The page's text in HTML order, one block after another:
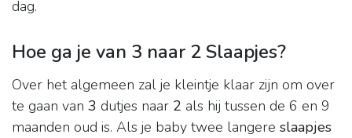
dag.
Hoe ga je van 3 naar 2 Slaapjes?
Over het algemeen zal je kleintje klaar zijn om over
te gaan van 3 dutjes naar 2 als hij tussen de 6 en 9
maanden oud is. Als je baby twee langere slaapjes